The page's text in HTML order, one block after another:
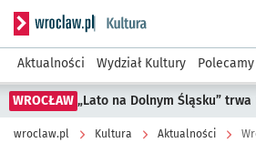
Serwis informacyjny wroclaw.pl
Aktualności Wydział Kultury Polecamy
WROCŁAW „Lato na Dolnym Śląsku”
wroclaw.pl Kultura Aktualności